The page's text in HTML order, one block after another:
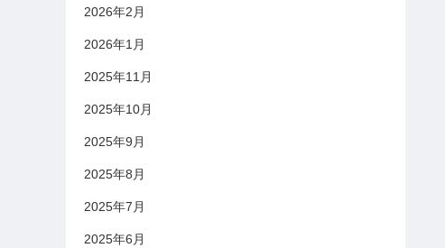
2026年2月
2026年1月
2025年11月
2025年10月
2025年9月
2025年8月
2025年7月
2025年6月